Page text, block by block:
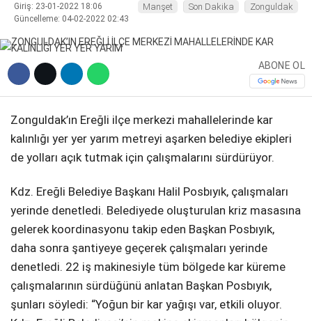
WhatsApp İhbar Hattı
Facebook
Instagram
Youtube
Giriş: 23-01-2022 18:06
Güncelleme: 04-02-2022 02:43
Manşet Son Dakika Zonguldak
ABONE OL
Zonguldak’ın Ereğli ilçe merkezi mahallelerinde kar
kalınlığı yer yer yarım metreyi aşarken belediye ekipleri
de yolları açık tutmak için çalışmalarını sürdürüyor.
Kdz. Ereğli Belediye Başkanı Halil Posbıyık, çalışmaları
yerinde denetledi. Belediyede oluşturulan kriz masasına
gelerek koordinasyonu takip eden Başkan Posbıyık,
daha sonra şantiyeye geçerek çalışmaları yerinde
denetledi. 22 iş makinesiyle tüm bölgede kar küreme
çalışmalarının sürdüğünü anlatan Başkan Posbıyık,
şunları söyledi: “Yoğun bir kar yağışı var, etkili oluyor.